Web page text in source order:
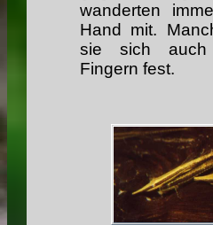
wanderten
Hand mit.
sie sich
Fingern fest.